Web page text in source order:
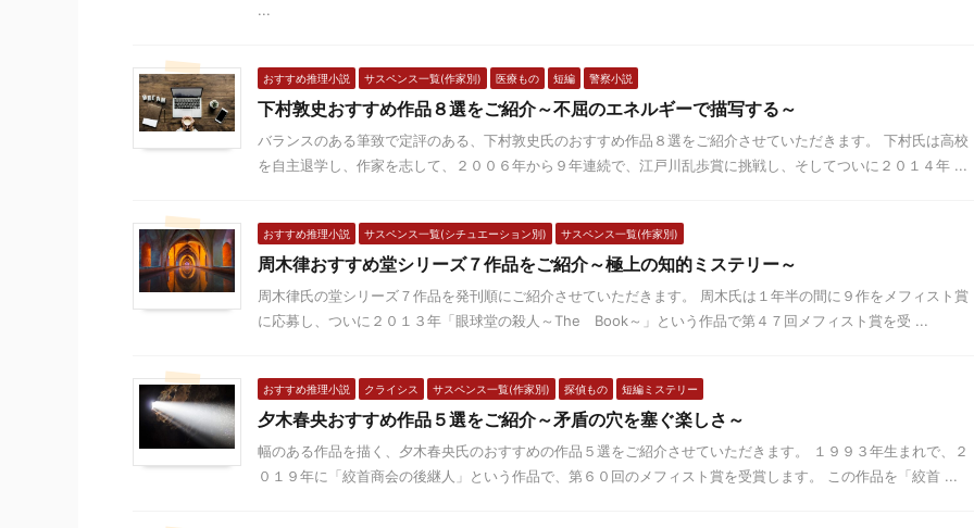
...
おすすめ推理小説 サスペンス一覧(作家別) 医療もの 短編 警察小説
下村敦史おすすめ作品８選をご紹介～不屈のエネルギーで描写する～
バランスのある筆致で定評のある、下村敦史氏のおすすめ作品８選をご紹介させていただきます。 下村氏は高校
を自主退学し、作家を志して、２００６年から９年連続で、江戸川乱歩賞に挑戦し、そしてついに２０１４年 ...
おすすめ推理小説 サスペンス一覧(シチュエーション別) サスペンス一覧(作家別)
周木律おすすめ堂シリーズ７作品をご紹介～極上の知的ミステリー～
周木律氏の堂シリーズ７作品を発刊順にご紹介させていただきます。 周木氏は１年半の間に９作をメフィスト賞
に応募し、ついに２０１３年「眼球堂の殺人～The Book～」という作品で第４７回メフィスト賞を受 ...
おすすめ推理小説 クライシス サスペンス一覧(作家別) 探偵もの 短編ミステリー
夕木春央おすすめ作品５選をご紹介～矛盾の穴を塞ぐ楽しさ～
幅のある作品を描く、夕木春央氏のおすすめの作品５選をご紹介させていただきます。 １９９３年生まれで、２
０１９年に「絞首商会の後継人」という作品で、第６０回のメフィスト賞を受賞します。 この作品を「絞首 ...